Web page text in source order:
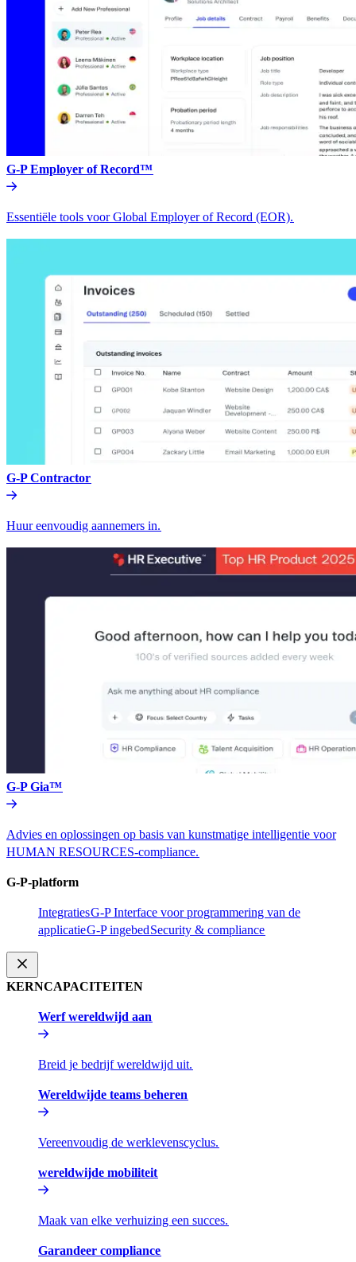
G-P Employer of Record™​​
Essentiële tools voor Global Employer of Record (EOR).​​
G-P Contractor​​
Huur eenvoudig aannemers in.​​
G-P Gia™​​
Advies en oplossingen op basis van kunstmatige intelligentie voor
HUMAN RESOURCES-compliance.​​
G-P-platform​​
Integraties​​G-P Interface voor programmering van de
applicatie​​G-P ingebed​​Security & compliance​​
KERNCAPACITEITEN​​
Werf wereldwijd aan​​
Breid je bedrijf wereldwijd uit.​​
Wereldwijde teams beheren​​
Vereenvoudig de werklevenscyclus.​​
wereldwijde mobiliteit​​
Maak van elke verhuizing een succes.​​
Garandeer compliance​​